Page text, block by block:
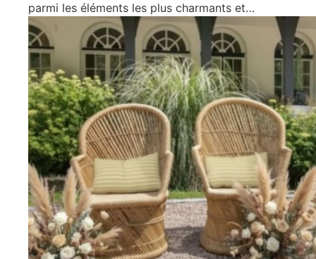
parmi les éléments les plus charmants et…